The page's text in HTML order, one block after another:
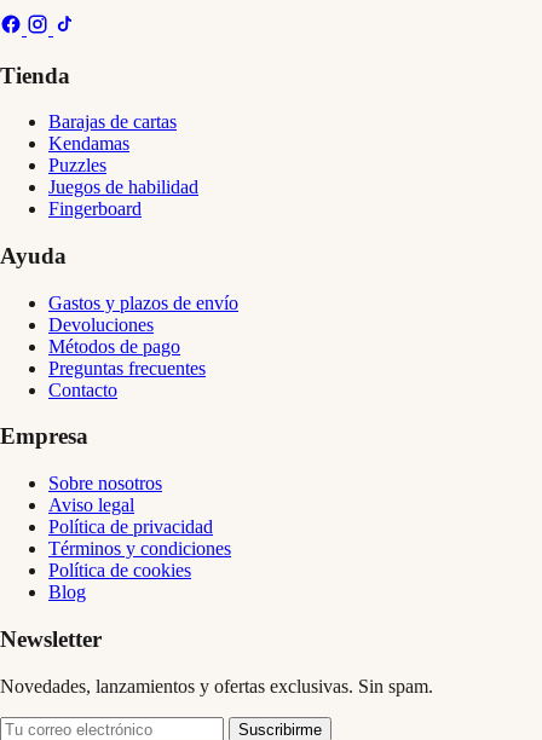
Tienda
Barajas de cartas
Kendamas
Puzzles
Juegos de habilidad
Fingerboard
Ayuda
Gastos y plazos de envío
Devoluciones
Métodos de pago
Preguntas frecuentes
Contacto
Empresa
Sobre nosotros
Aviso legal
Política de privacidad
Términos y condiciones
Política de cookies
Blog
Newsletter
Novedades, lanzamientos y ofertas exclusivas. Sin spam.
Suscribirme